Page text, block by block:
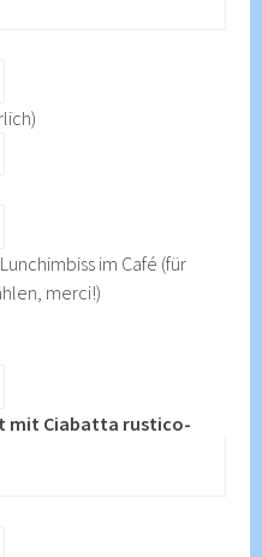
im Café (für
merci!)
mit Ciabatta rustico-